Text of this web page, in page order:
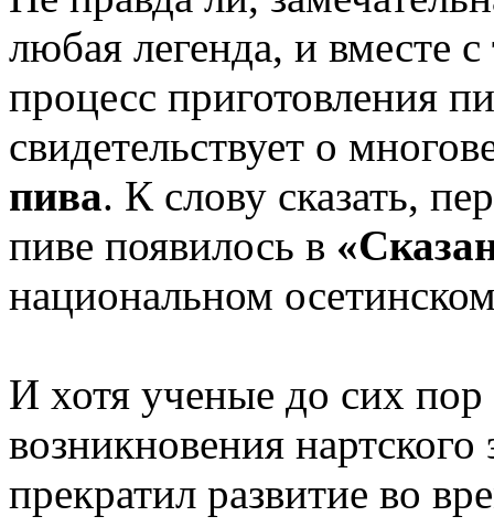
любая легенда, и вместе
процесс приготовления
свидетельствует о
пива. К слову сказать,
пиве появилось в
национальном
И хотя ученые до сих
возникновения
прекратил развитие во